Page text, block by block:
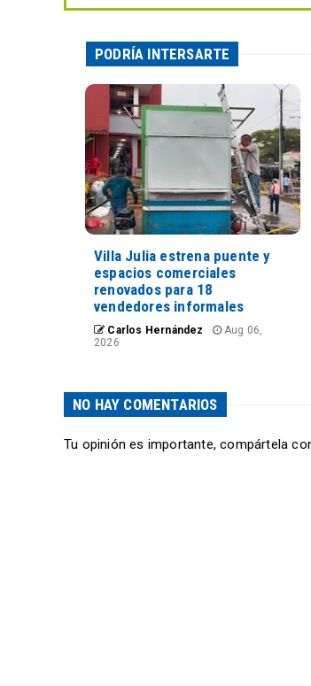
PODRÍA INTERSARTE
Villa Julia estrena puente y
espacios comerciales
renovados para 18
vendedores informales
Carlos Hernández
Aug 06,
2026
NO HAY COMENTARIOS
Tu opinión es importante, compártela